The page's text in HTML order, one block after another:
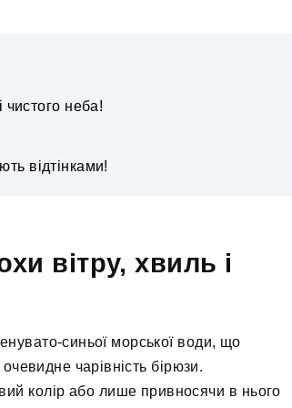
чистого неба!
відтінками!
вітру, хвиль і
синьої морської води, що
чарівність бірюзи.
колір або лише привносячи в нього